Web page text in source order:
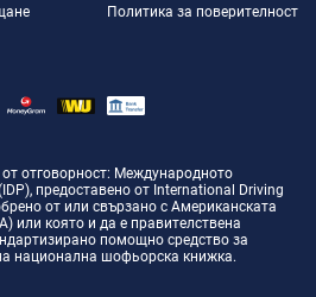
Политика за поверителност
отговорност: Международното
предоставено от International Driving
от или свързано с Американската
или която и да е правителствена
помощно средство за
национална шофьорска книжка.